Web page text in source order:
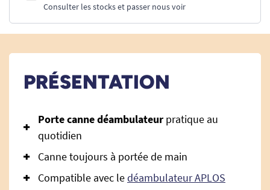
Consulter les stocks et passer nous voir
PRÉSENTATION
Porte canne déambulateur pratique au
quotidien
Canne toujours à portée de main
Compatible avec ledéambulateur APLOS